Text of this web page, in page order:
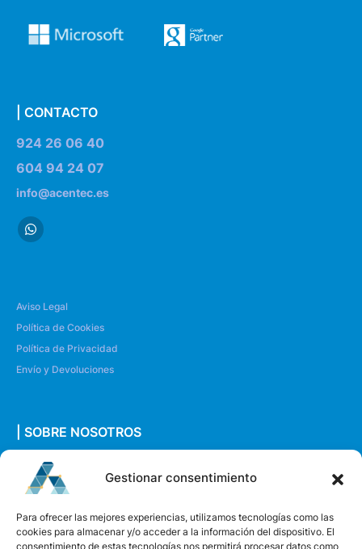
Gestionar consentimiento
Para ofrecer las mejores experiencias, utilizamos tecnologías como las
cookies para almacenar y/o acceder a la información del dispositivo. El
consentimiento de estas tecnologías nos permitirá procesar datos como
| CONTACTO
924 26 06 40
604 94 24 07
info@acentec.es
Aviso Legal
Política de Cookies
Política de Privacidad
Envío y Devoluciones
| SOBRE NOSOTROS
Quiénes somos
Envíanos un mensaje